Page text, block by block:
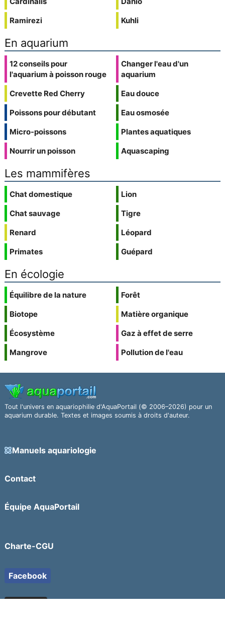
Ramirezi
Kuhli
En aquarium
12 conseils pour
l'aquarium à poisson rouge
Crevette Red Cherry
Poissons pour débutant
Micro-poissons
Nourrir un poisson
Changer l'eau d'un
aquarium
Eau douce
Eau osmosée
Plantes aquatiques
Aquascaping
Les mammifères
Chat domestique
Chat sauvage
Renard
Primates
Lion
Tigre
Léopard
Guépard
En écologie
Équilibre de la nature
Biotope
Écosystème
Mangrove
Forêt
Matière organique
Gaz à effet de serre
Pollution de l'eau
Tout l'univers en aquariophilie d'AquaPortail (© 2006–2026) pour un
aquarium durable. Textes et images soumis à droits d'auteur.
Manuels aquariologie
Contact
Équipe AquaPortail
Charte-CGU
Facebook